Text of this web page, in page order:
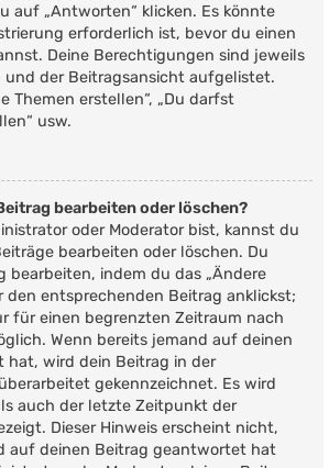
auf „Antworten“ klicken. Es könnte
erforderlich ist, bevor du einen
Deine Berechtigungen sind jeweils
und der Beitragsansicht aufgelistet.
Themen erstellen“, „Du darfst
usw.
bearbeiten oder löschen?
oder Moderator bist, kannst du
bearbeiten oder löschen. Du
bearbeiten, indem du das „Ändere
den entsprechenden Beitrag anklickst;
für einen begrenzten Zeitraum nach
Wenn bereits jemand auf deinen
hat, wird dein Beitrag in der
gekennzeichnet. Es wird
auch der letzte Zeitpunkt der
Dieser Hinweis erscheint nicht,
auf deinen Beitrag geantwortet hat